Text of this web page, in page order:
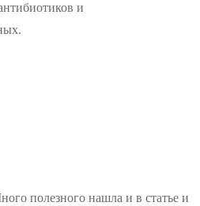
и
полезного нашла и в статье и